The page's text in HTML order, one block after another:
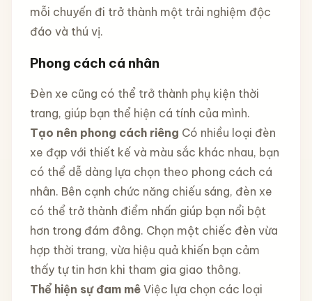
mỗi chuyến đi trở thành một trải nghiệm độc
đáo và thú vị.
Phong cách cá nhân
Đèn xe cũng có thể trở thành phụ kiện thời
trang, giúp bạn thể hiện cá tính của mình.
Tạo nên phong cách riêng Có nhiều loại đèn
xe đạp với thiết kế và màu sắc khác nhau, bạn
có thể dễ dàng lựa chọn theo phong cách cá
nhân. Bên cạnh chức năng chiếu sáng, đèn xe
có thể trở thành điểm nhấn giúp bạn nổi bật
hơn trong đám đông. Chọn một chiếc đèn vừa
hợp thời trang, vừa hiệu quả khiến bạn cảm
thấy tự tin hơn khi tham gia giao thông.
Thể hiện sự đam mêViệc lựa chọn các loại